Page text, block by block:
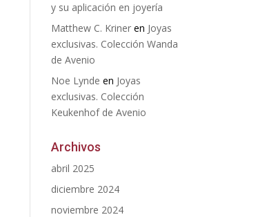
y su aplicación en joyería
Matthew C. Kriner en Joyas
exclusivas. Colección Wanda
de Avenio
Noe Lynde en Joyas
exclusivas. Colección
Keukenhof de Avenio
Archivos
abril 2025
diciembre 2024
noviembre 2024